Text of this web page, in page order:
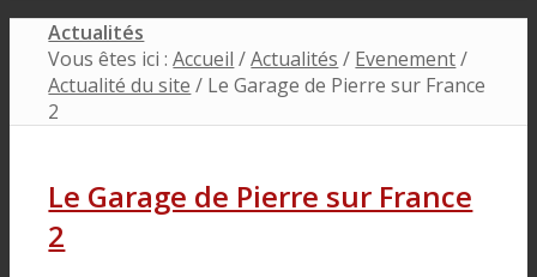
Actualités
Vous êtes ici : Accueil / Actualités / Evenement /
Actualité du site / Le Garage de Pierre sur France
2
Le Garage de Pierre sur France
2